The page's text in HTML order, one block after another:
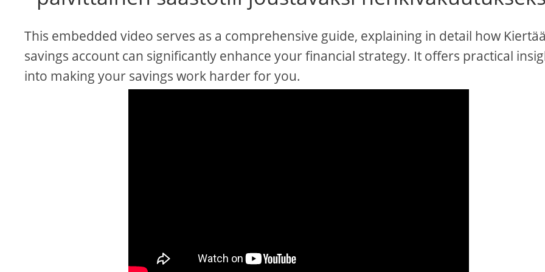
This embedded video serves as a comprehensive guide, explaining in detail how
savings account can significantly enhance your financial strategy. It offers practical
into making your savings work harder for you.